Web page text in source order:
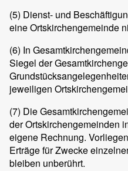
(5) Dienst- und
eine Ortskirchengemeinde
(6) In
Siegel der
jeweiligen
(7) Die
der Ortskirchengemeinden
eigene Rechnung.
Erträge für Zwecke
bleiben unberührt.